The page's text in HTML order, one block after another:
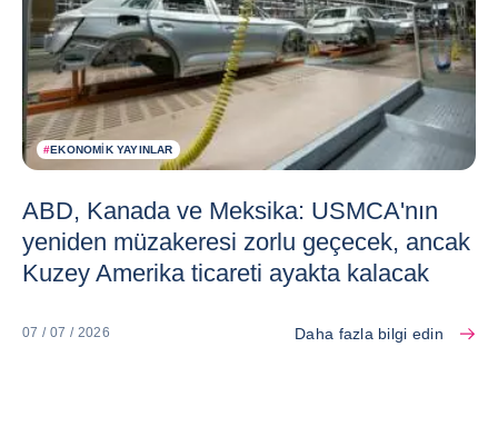
#EKONOMIK YAYINLAR
ABD, Kanada ve Meksika: USMCA'nın
yeniden müzakeresi zorlu geçecek, ancak
Kuzey Amerika ticareti ayakta kalacak
07 / 07 / 2026 Daha fazla bilgi edin